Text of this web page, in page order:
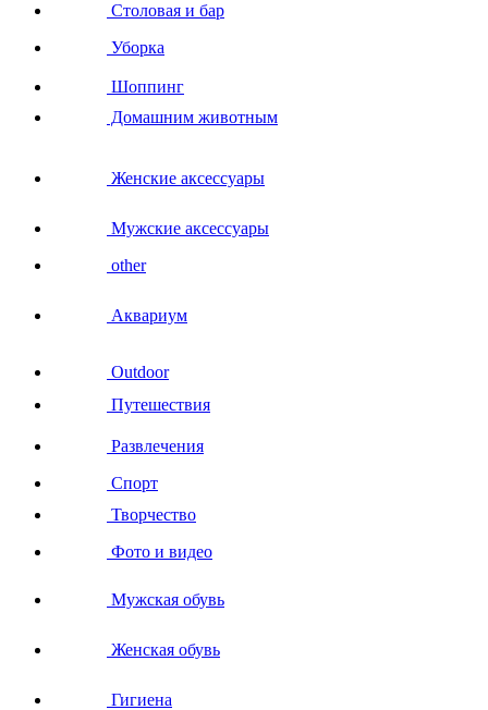
Столовая и бар
Уборка
Шоппинг
Домашним животным
Женские аксессуары
Мужские аксессуары
other
Аквариум
Outdoor
Путешествия
Развлечения
Спорт
Творчество
Фото и видео
Мужская обувь
Женская обувь
Гигиена